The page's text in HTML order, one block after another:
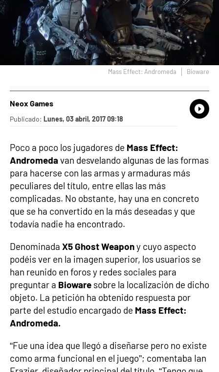
Mass Effect: Andromeda Bioware
Neox Games
Publicado: Lunes, 03 abril, 2017 09:18
Poco a poco los jugadores de Mass Effect:
Andromedavan desvelando algunas de las formas
para hacerse con las armas y armaduras más
peculiares del título, entre ellas las más
complicadas. No obstante, hay una en concreto
que se ha convertido en la más deseadas y que
todavía nadie ha encontrado.
Denominada X5 Ghost Weapony cuyo aspecto
podéis ver en la imagen superior, los usuarios se
han reunido en foros y redes sociales para
preguntar a Bioware sobre la localización de dicho
objeto. La petición ha obtenido respuesta por
parte del estudio encargado de Mass Effect:
Andromeda.
“Fue una idea que llegó a diseñarse pero no existe
como arma funcional en el juego”; comentaba Ian